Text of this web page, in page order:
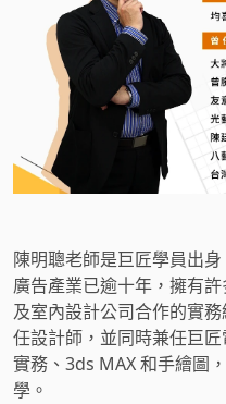
陳明聰老師是巨匠學員出
廣告產業已逾十年，擁有
及室內設計公司合作的實
任設計師，並同時兼任巨
實務、3ds MAX 和手繪圖
學。